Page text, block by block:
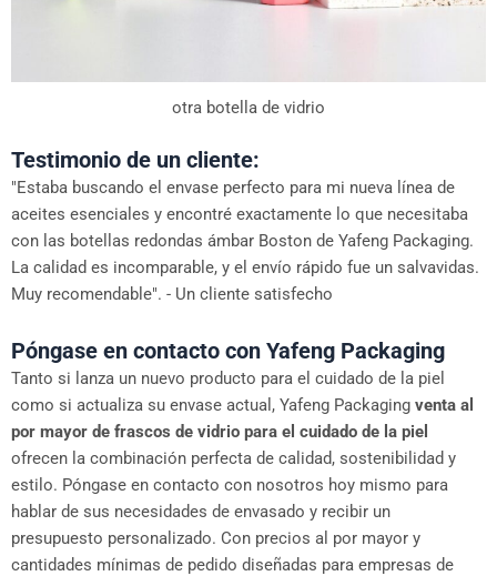
otra botella de vidrio
Testimonio de un cliente:
"Estaba buscando el envase perfecto para mi nueva línea de
aceites esenciales y encontré exactamente lo que necesitaba
con las botellas redondas ámbar Boston de Yafeng Packaging.
La calidad es incomparable, y el envío rápido fue un salvavidas.
Muy recomendable". - Un cliente satisfecho
Póngase en contacto con Yafeng Packaging
Tanto si lanza un nuevo producto para el cuidado de la piel
como si actualiza su envase actual, Yafeng Packaging venta al
por mayor de frascos de vidrio para el cuidado de la piel
ofrecen la combinación perfecta de calidad, sostenibilidad y
estilo. Póngase en contacto con nosotros hoy mismo para
hablar de sus necesidades de envasado y recibir un
presupuesto personalizado. Con precios al por mayor y
cantidades mínimas de pedido diseñadas para empresas de